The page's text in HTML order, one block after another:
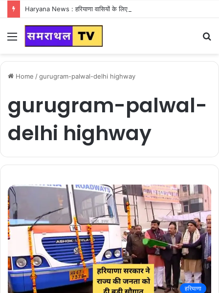
Menu
Home /gurugram-palwal-delhi highway
gurugram-palwal-
delhi highway
हरियाणा